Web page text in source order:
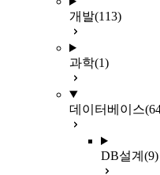
개발(113)
과학(1)
데이터베이스
DB설계 (9)